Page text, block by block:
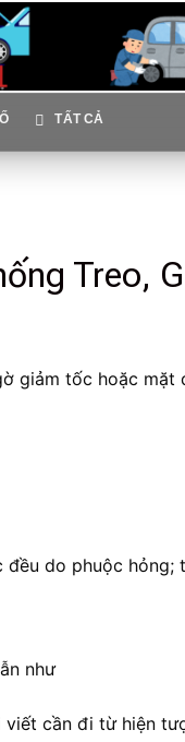
TẤT CẢ
Treo,
giảm tốc hoặc mặt
do phuộc hỏng;
như
viết cần đi từ hiện